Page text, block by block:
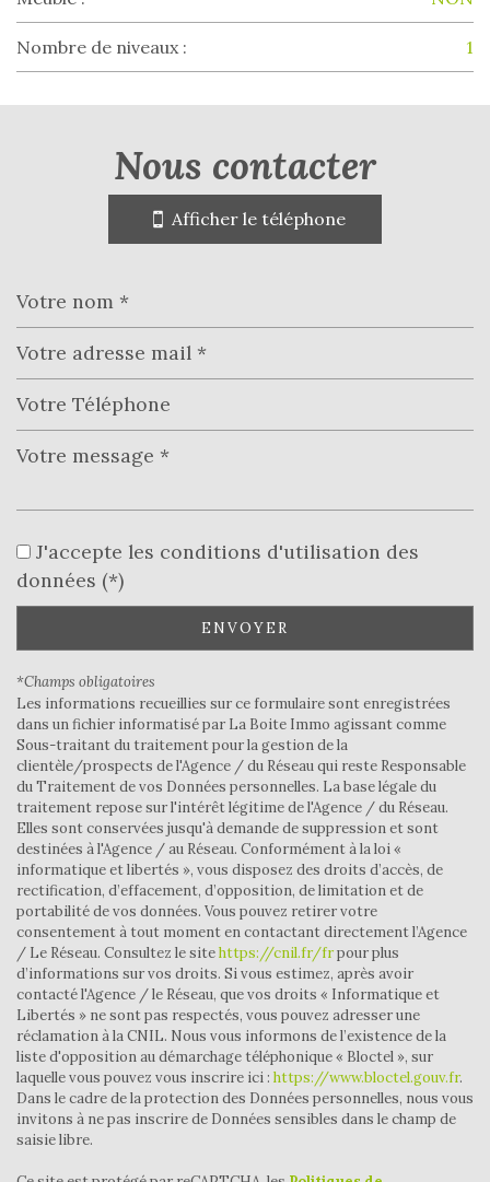
Nombre de niveaux : 1
École primaire
statistiques
Nombre d'habitants
1 160
Propriétaires (vs. locataires)
66,11 %
Taxe habitation
Taxe foncière
22,69 %
Habitants de moins de 25 ans
25,99 %
Habitants de 25 à 55 ans
Habitants de plus de 55 ans
42,69 %
Nombre d'enfants par famille
0,64
Familles sans enfant
59,72 %
Familles avec 1 ou 2 enfants
34,72 %
Maisons
82,93 %
Appartements
nous contacter
Afficher le téléphone
J'accepte les conditions d'utilisation des
données (*)
ENVOYER
*Champs obligatoires
Les informations recueillies sur ce formulaire sont enregistrées
dans un fichier informatisé par La Boite Immo agissant comme
Sous-traitant du traitement pour la gestion de la
clientèle/prospects de l'Agence / du Réseau qui reste Responsable
du Traitement de vos Données personnelles. La base légale du
traitement repose sur l'intérêt légitime de l'Agence / du Réseau.
Elles sont conservées jusqu'à demande de suppression et sont
destinées à l'Agence / au Réseau. Conformément à la loi «
informatique et libertés », vous disposez des droits d’accès, de
rectification, d’effacement, d’opposition, de limitation et de
portabilité de vos données. Vous pouvez retirer votre
consentement à tout moment en contactant directement l’Agence
/ Le Réseau. Consultez le sitehttps://cnil.fr/frpour plus
d’informations sur vos droits. Si vous estimez, après avoir
contacté l'Agence / le Réseau, que vos droits « Informatique et
Libertés » ne sont pas respectés, vous pouvez adresser une
réclamation à la CNIL. Nous vous informons de l’existence de la
liste d'opposition au démarchage téléphonique « Bloctel », sur
laquelle vous pouvez vous inscrire ici : https://www.bloctel.gouv.fr.
Dans le cadre de la protection des Données personnelles, nous vous
invitons à ne pas inscrire de Données sensibles dans le champ de
saisie libre.